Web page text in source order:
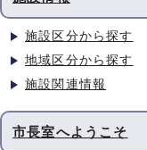
施設区分から探す
地域区分から探す
施設関連情報
市長室へようこそ